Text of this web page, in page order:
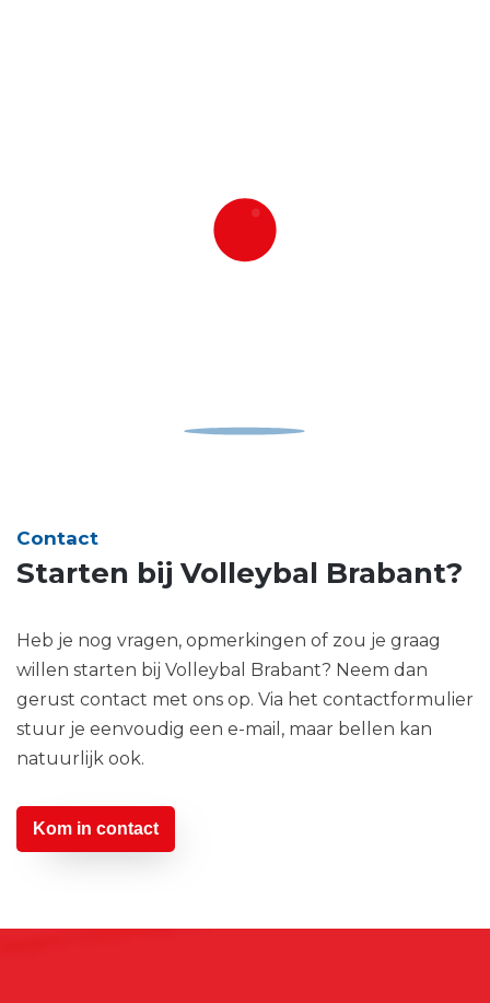
Contact
Starten bij Volleybal Brabant?
Heb je nog vragen, opmerkingen of zou je graag
willen starten bij Volleybal Brabant? Neem dan
gerust contact met ons op. Via het contactformulier
stuur je eenvoudig een e-mail, maar bellen kan
natuurlijk ook.
Kom in contact